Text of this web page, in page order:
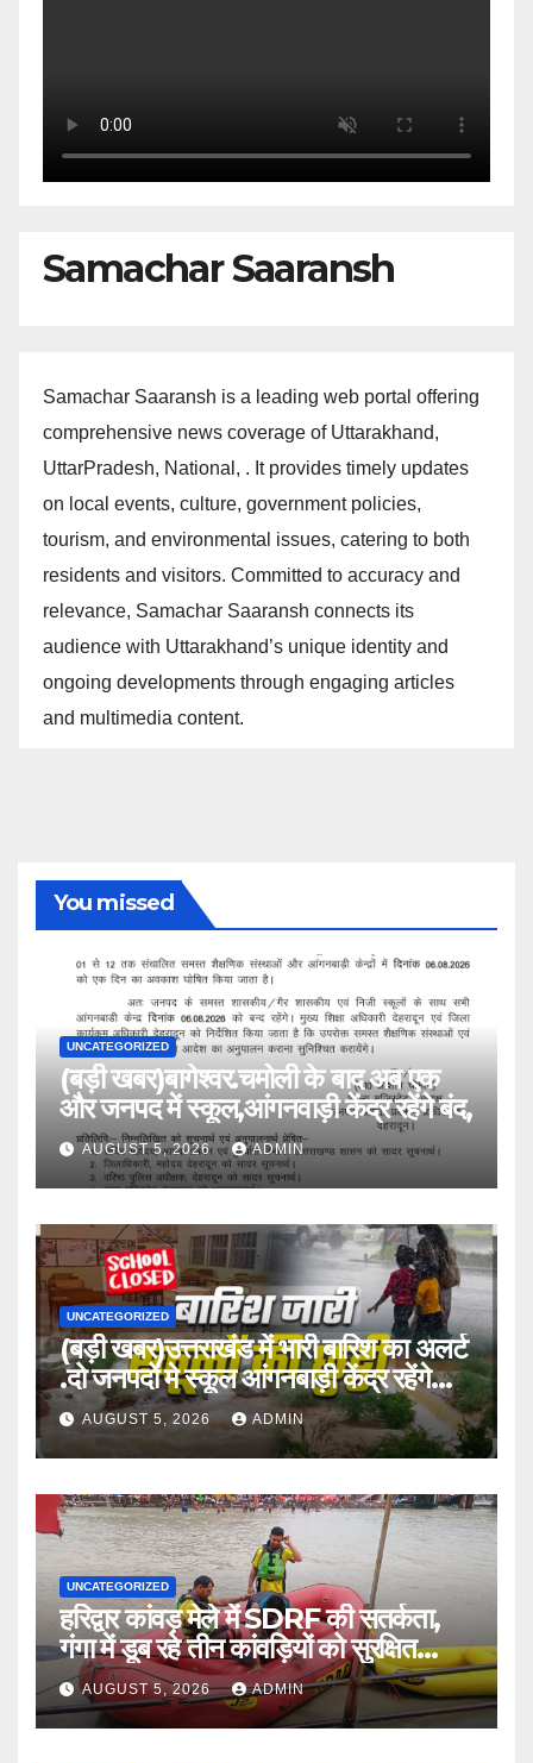
Samachar Saaransh
Samachar Saaransh is a leading web portal offering
comprehensive news coverage of Uttarakhand,
UttarPradesh, National, . It provides timely updates
on local events, culture, government policies,
tourism, and environmental issues, catering to both
residents and visitors. Committed to accuracy and
relevance, Samachar Saaransh connects its
audience with Uttarakhand’s unique identity and
ongoing developments through engaging articles
and multimedia content.
You missed
UNCATEGORIZED
(बड़ी खबर)बागेश्वर.चमोली के बाद अब एक
और जनपद में स्कूल,आंगनवाड़ी केंद्र रहेंगे बंद,
AUGUST 5, 2026 ADMIN
UNCATEGORIZED
(बड़ी खबर)उत्तराखंड में भारी बारिश का अलर्ट
.दो जनपदों मे स्कूल आंगनबाड़ी केंद्र रहेंगे
बंद।AUGUST 5, 2026 ADMIN
UNCATEGORIZED
हरिद्वार कांवड़ मेले में SDRF की सतर्कता,
गंगा में डूब रहे तीन कांवड़ियों को सुरक्षित
बचाया
AUGUST 5, 2026 ADMIN